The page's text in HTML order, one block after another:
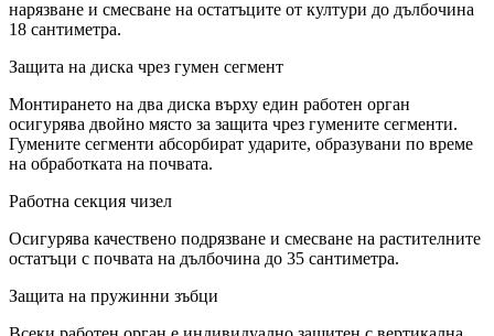
нарязване и смесване на остатъците от култури до дълбочина
18 сантиметра.
Защита на диска чрез гумен сегмент
Монтирането на два диска върху един работен орган
осигурява двойно място за защита чрез гумените сегменти.
Гумените сегменти абсорбират ударите, образувани по време
на обработката на почвата.
Работна секция чизел
Осигурява качествено подрязване и смесване на растителните
остатъци с почвата на дълбочина до 35 сантиметра.
Защита на пружинни зъбци